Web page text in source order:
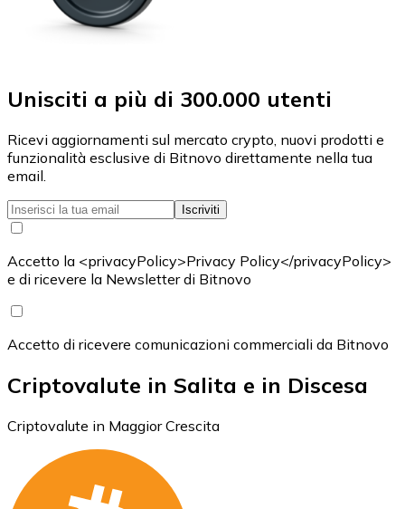
Unisciti a più di 300.000 utenti
Ricevi aggiornamenti sul mercato crypto, nuovi prodotti e
funzionalità esclusive di Bitnovo direttamente nella tua
email.
Iscriviti
Accetto la <privacyPolicy>Privacy Policy</privacyPolicy>
e di ricevere la Newsletter di Bitnovo
Accetto di ricevere comunicazioni commerciali da Bitnovo
Criptovalute in Salita e in Discesa
Criptovalute in Maggior Crescita